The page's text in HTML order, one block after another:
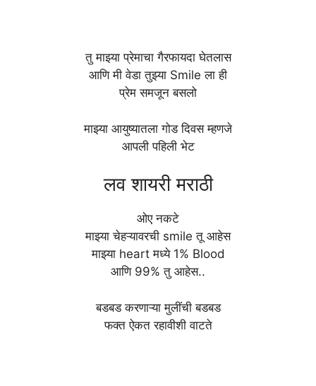
तु माझ्या प्रेमाचा गैरफायदा घेतलास
आणि मी वेडा तुझ्या Smile ला ही
प्रेम समजून बसलो
माझ्या आयुष्यातला गोड दिवस म्हणजे
आपली पहिली भेट
लव शायरी मराठी
ओए नकटे
माझ्या चेहऱ्यावरची smile तू आहेस
माझ्या heart मध्ये 1% Blood
आणि 99% तु आहेस..
बडबड करणाऱ्या मुलींची बडबड
फक्त ऐकत रहावीशी वाटते